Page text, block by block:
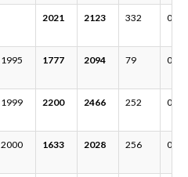
2021 2123 332 0
1995 1777 2094 79 0
1999 2200 2466 252 0
2000 1633 2028 256 0